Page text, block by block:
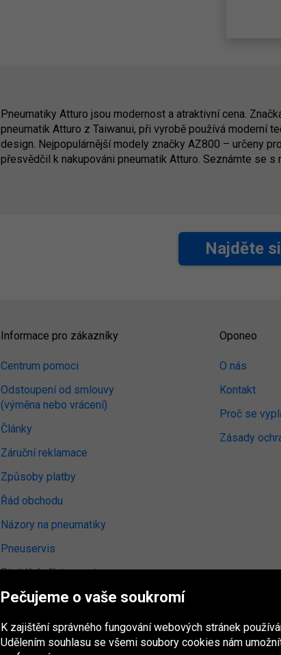
Pneumatiky Atturo jsou modernost a atraktivní cena.
pneumatik Atturo z Taiwanui, při vyrobě používá moderní
design. Nejpopulárnější modely značky AZ800 – určeny
přesvědčil k nakupováni pneumatik Atturo. Seznámte se s
Najděte
Informace pro zákazníky
Centrum pomoci
Odstoupení od smlouvy
(výměna nebo vrácení)
Články
Záruční reklamace
Způsoby platby
Řád obchodu
Názory na pneumatiky
Pneuservis
Digitální přístupnost
Oponeo
O nás
Kontakt
Proč se
Zásady
Skupina Oponeo
Pečujeme o vaše soukromí
K zajištění správného fungování webových stránek
Udělením souhlasu se všemi soubory cookies nám